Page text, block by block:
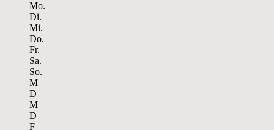
Mo.
Di.
Mi.
Do.
Fr.
Sa.
So.
M
D
M
D
F